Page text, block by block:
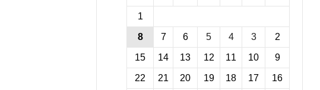
1
2
3
4
5
6
7
8
9
10
11
12
13
14
15
16
17
18
19
20
21
22